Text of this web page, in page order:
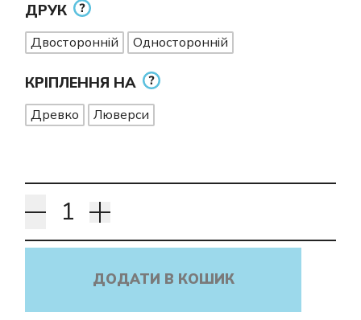
ДРУК
Двосторонній Односторонній
КРІПЛЕННЯ НА
Древко Люверси
ДОДАТИ В КОШИК